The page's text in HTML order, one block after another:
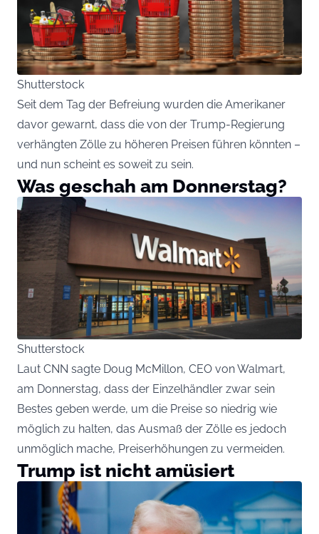
Shutterstock
Seit dem Tag der Befreiung wurden die Amerikaner
davor gewarnt, dass die von der Trump-Regierung
verhängten Zölle zu höheren Preisen führen könnten –
und nun scheint es soweit zu sein.
Was geschah am Donnerstag?
Shutterstock
Laut CNN sagte Doug McMillon, CEO von Walmart,
am Donnerstag, dass der Einzelhändler zwar sein
Bestes geben werde, um die Preise so niedrig wie
möglich zu halten, das Ausmaß der Zölle es jedoch
unmöglich mache, Preiserhöhungen zu vermeiden.
Trump ist nicht amüsiert